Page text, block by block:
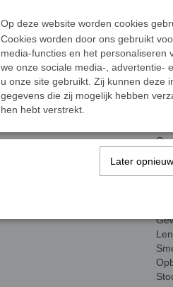
Op deze website worden cookies
Cookies worden door ons gebruikt
media-functies en het personaliseren
we onze sociale media-, advertentie-
u onze site gebruikt. Zij kunnen deze
gegevens die zij mogelijk hebben
hen hebt verstrekt.
Later